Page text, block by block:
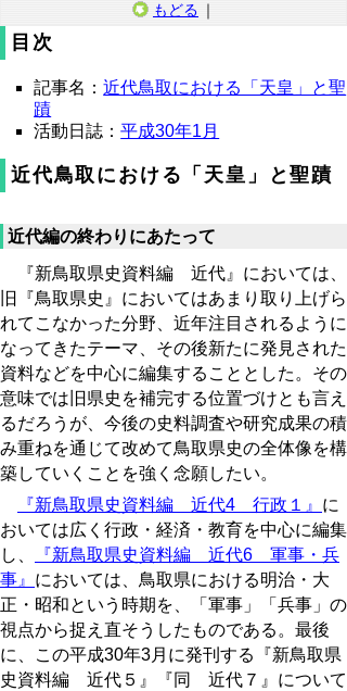
もどる ｜
目次
記事名：近代鳥取における「天皇」と聖
蹟
活動日誌：平成30年1月
近代鳥取における「天皇」と聖蹟
近代編の終わりにあたって
『新鳥取県史資料編 近代』においては、
旧『鳥取県史』においてはあまり取り上げら
れてこなかった分野、近年注目されるように
なってきたテーマ、その後新たに発見された
資料などを中心に編集することとした。その
意味では旧県史を補完する位置づけとも言え
るだろうが、今後の史料調査や研究成果の積
み重ねを通じて改めて鳥取県史の全体像を構
築していくことを強く念願したい。
『新鳥取県史資料編 近代4 行政１』 に
おいては広く行政・経済・教育を中心に編集
し、
『新鳥取県史資料編 近代6 軍事・兵
事』 においては、鳥取県における明治・大
正・昭和という時期を、「軍事」「兵事」の
視点から捉え直そうしたものである。最後
に、この平成30年3月に発刊する『新鳥取県
史資料編 近代５』『同 近代７』について